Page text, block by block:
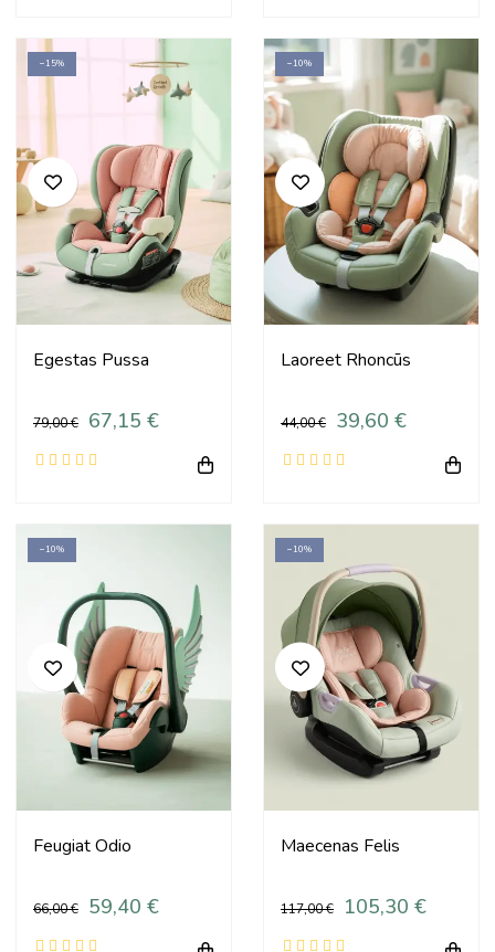
−15%
Egestas Pussa
79,00 € 67,15 €
−10%
Laoreet Rhoncūs
44,00 € 39,60 €
−10%
Feugiat Odio
66,00 € 59,40 €
−10%
Maecenas Felis
117,00 € 105,30 €